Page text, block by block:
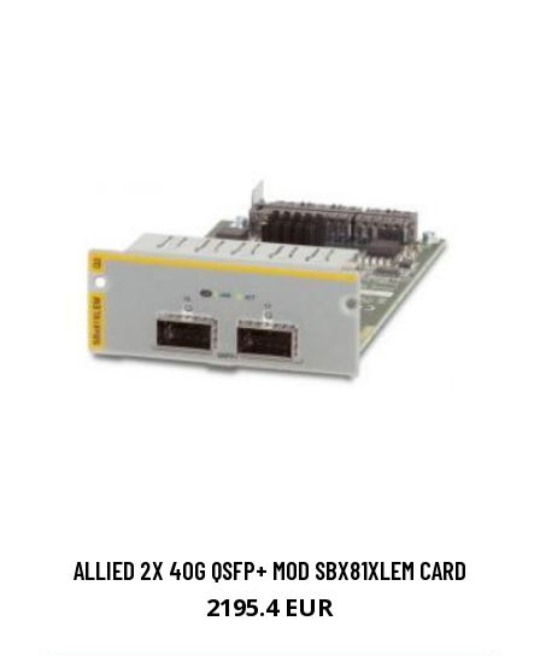
ALLIED 2X 40G QSFP+ MOD SBX81XLEM CARD
2195.4 EUR